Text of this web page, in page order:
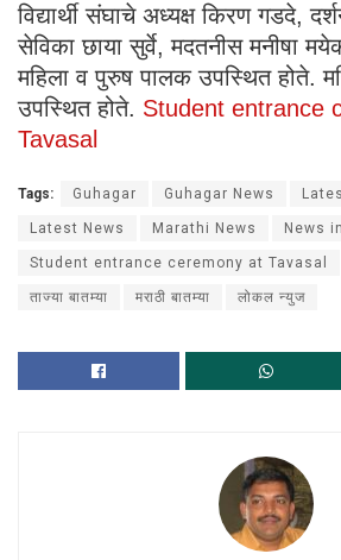
विद्यार्थी संघाचे अध्यक्ष किरण गडदे,
सेविका छाया सुर्वे, मदतनीस मनीषा
महिला व पुरुष पालक उपस्थित होते.
उपस्थित होते. Student entrance
Tavasal
Tags: Guhagar Guhagar News
Latest News Marathi News News
Student entrance ceremony at Tavasal
ताज्या बातम्या मराठी बातम्या लोकल न्युज